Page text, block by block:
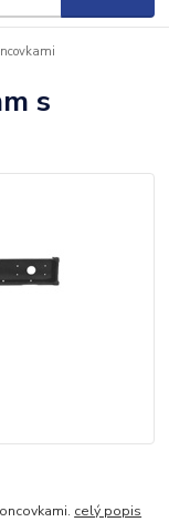
s
celý popis